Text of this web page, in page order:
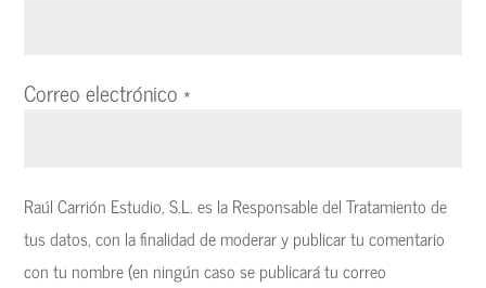
Correo electrónico*
Raúl Carrión Estudio, S.L. es la Responsable del Tratamiento de
tus datos, con la finalidad de moderar y publicar tu comentario
con tu nombre (en ningún caso se publicará tu correo